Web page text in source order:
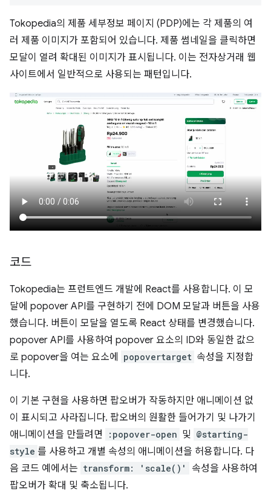
Tokopedia의 제품 세부정보 페이지 (PDP)에는 각 제품의 여
러 제품 이미지가 포함되어 있습니다. 제품 썸네일을 클릭하면
모달이 열려 확대된 이미지가 표시됩니다. 이는 전자상거래 웹
사이트에서 일반적으로 사용되는 패턴입니다.
코드
Tokopedia는 프런트엔드 개발에 React를 사용합니다. 이 모
달에 popover API를 구현하기 전에 DOM 모달과 버튼을 사용
했습니다. 버튼이 모달을 열도록 React 상태를 변경했습니다.
popover API를 사용하여 popover 요소의 ID와 동일한 값으
로 popover을 여는 요소에
popovertarget 속성을 지정합
니다.
이 기본 구현을 사용하면 팝오버가 작동하지만 애니메이션 없
이 표시되고 사라집니다. 팝오버의 원활한 들어가기 및 나가기
애니메이션을 만들려면
:popover-open 및 @starting-
style 를 사용하고 개별 속성의 애니메이션을 허용합니다. 다
음 코드 예에서는 transform: 'scale()'
속성을 사용하여
팝오버가 확대 및 축소됩니다.